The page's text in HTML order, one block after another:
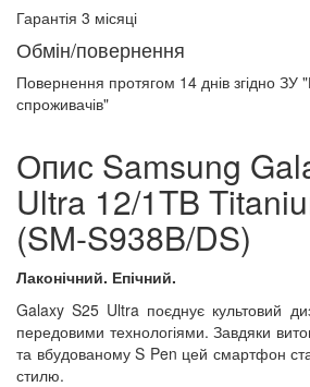
Гарантія 3 місяці
Обмін/повернення
Повернення протягом 14 днів згідно ЗУ
спроживачів"
Опис Samsung
Ultra 12/1TB
(SM-S938B/DS)
Лаконічний. Епічний.
Galaxy S25 Ultra поєднує культовий
передовими технологіями. Завдяки
та вбудованому S Pen цей смартфон
стилю.